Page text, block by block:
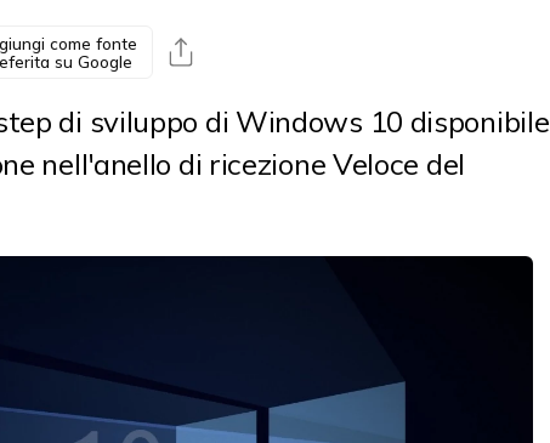
come fonte
su Google
di sviluppo di Windows 10 disponibile
nell'anello di ricezione Veloce del